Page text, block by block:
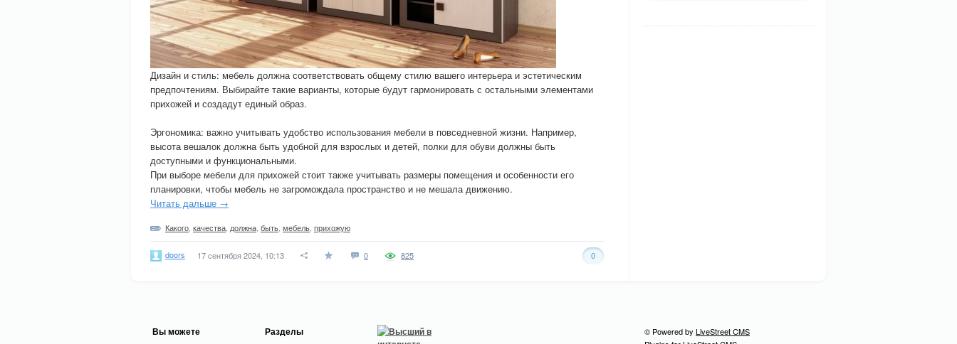
Дизайн и стиль: мебель должна соответствовать общему стилю вашего интерьера и эстетическим
предпочтениям. Выбирайте такие варианты, которые будут гармонировать с остальными элементами
прихожей и создадут единый образ.
Эргономика: важно учитывать удобство использования мебели в повседневной жизни. Например,
высота вешалок должна быть удобной для взрослых и детей, полки для обуви должны быть
доступными и функциональными.
При выборе мебели для прихожей стоит также учитывать размеры помещения и особенности его
планировки, чтобы мебель не загромождала пространство и не мешала движению.
Читать дальше →
Какого качества должна быть мебель прихожую
doors 17 сентября 2024, 10:13 0 0
825
Вы можете Разделы © Powered by LiveStreet CMS